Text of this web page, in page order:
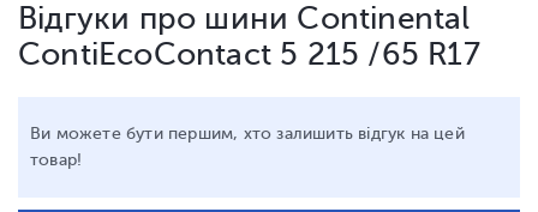
Відгуки про шини Continental
ContiEcoContact 5 215 /65 R17
Ви можете бути першим, хто залишить відгук на цей
товар!